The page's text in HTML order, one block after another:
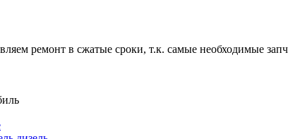
ремонт в сжатые сроки, т.к. самые необходимые